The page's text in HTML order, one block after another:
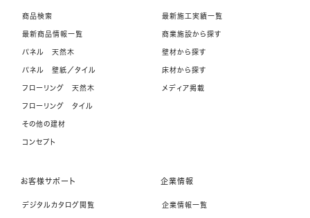
商品検索
最新商品情報一覧
パネル 天然木
パネル 壁紙／タイル
フローリング 天然木
フローリング タイル
その他の建材
コンセプト
最新施工実績一覧
商業施設から探す
壁材から探す
床材から探す
メディア掲載
お客様サポート
デジタルカタログ閲覧
企業情報
企業情報一覧